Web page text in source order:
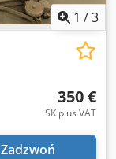
1 /3
350 €
SK plus VAT
Zadzwoń